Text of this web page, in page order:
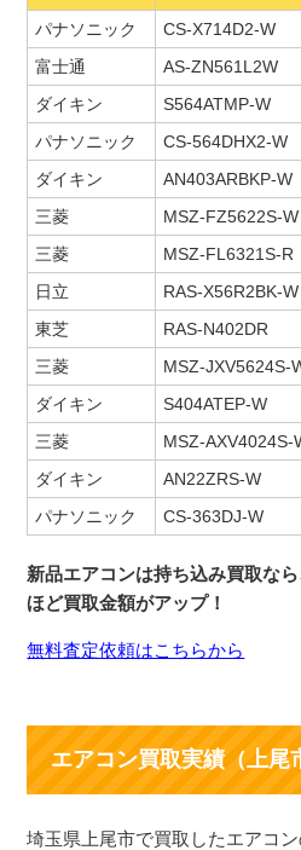
パナソニック CS-X714D2-W
富士通
AS-ZN561L2W
ダイキン
S564ATMP-W
パナソニック
CS-564DHX2-W
ダイキン
AN403ARBKP-W
三菱
MSZ-FZ5622S-W
三菱
MSZ-FL6321S-R
日立
RAS-X56R2BK-W
東芝
RAS-N402DR
三菱
MSZ-JXV5624S-
ダイキン
S404ATEP-W
三菱
MSZ-AXV4024S-
ダイキン
AN22ZRS-W
パナソニック
CS-363DJ-W
新品エアコンは持ち込み買取な
ほど買取金額がアップ！
無料査定依頼はこちらから
エアコン買取実績（上尾
埼玉県上尾市で買取したエアコン